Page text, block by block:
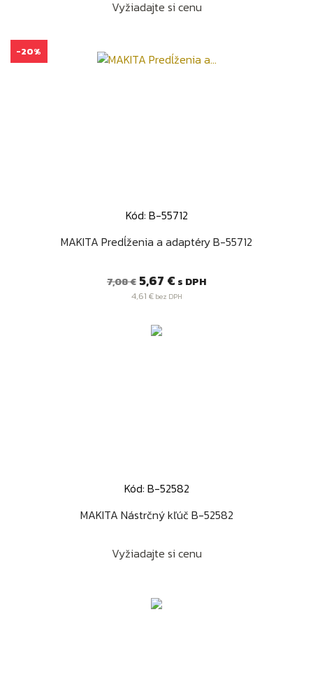
Vyžiadajte si cenu
Kód: B-55712
MAKITA Predĺženia a adaptéry B-55712
Bežná
cena
7,08 € Cena
5,67 € s DPH
4,61 €bez DPH
-20%
Kód: B-52582
MAKITA Nástrčný kľúč B-52582
Vyžiadajte si cenu